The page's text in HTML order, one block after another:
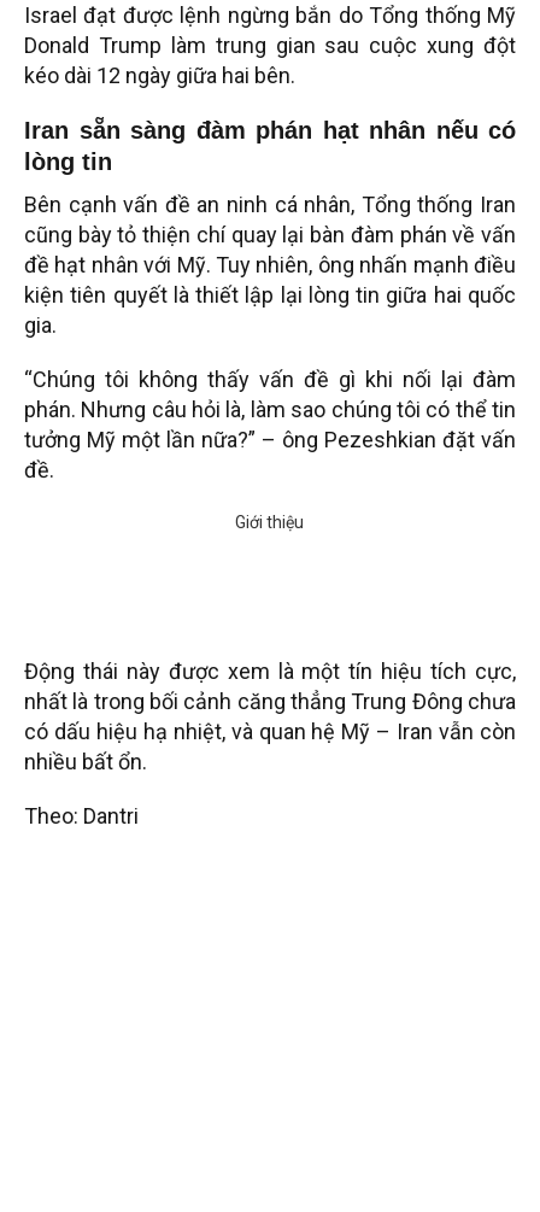
Israel đạt được lệnh ngừng bắn do Tổng thống Mỹ
Donald Trump làm trung gian sau cuộc xung đột
kéo dài 12 ngày giữa hai bên.
Iran sẵn sàng đàm phán hạt nhân nếu có
lòng tin
Bên cạnh vấn đề an ninh cá nhân, Tổng thống Iran
cũng bày tỏ thiện chí quay lại bàn đàm phán về vấn
đề hạt nhân với Mỹ. Tuy nhiên, ông nhấn mạnh điều
kiện tiên quyết là thiết lập lại lòng tin giữa hai quốc
gia.
“Chúng tôi không thấy vấn đề gì khi nối lại đàm
phán. Nhưng câu hỏi là, làm sao chúng tôi có thể tin
tưởng Mỹ một lần nữa?” – ông Pezeshkian đặt vấn
đề.
Động thái này được xem là một tín hiệu tích cực,
nhất là trong bối cảnh căng thẳng Trung Đông chưa
có dấu hiệu hạ nhiệt, và quan hệ Mỹ – Iran vẫn còn
nhiều bất ổn.
Theo: Dantri